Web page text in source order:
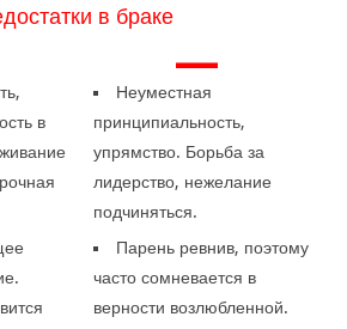
в браке
в
—
Неуместная
принципиальность,
упрямство. Борьба за
лидерство, нежелание
подчиняться.
Парень ревнив, поэтому
часто сомневается в
верности возлюбленной.